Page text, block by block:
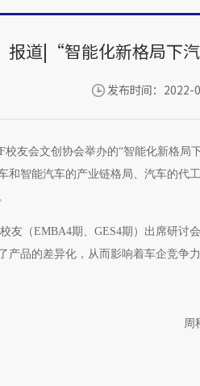
报道|“智能化新格局下
发布时间：2022-
校友会文创协会举办的“智能化新格
和智能汽车的产业链格局、汽车的代
友（EMBA4期、GES4期）出席研
产品的差异化，从而影响着车企竞争
周